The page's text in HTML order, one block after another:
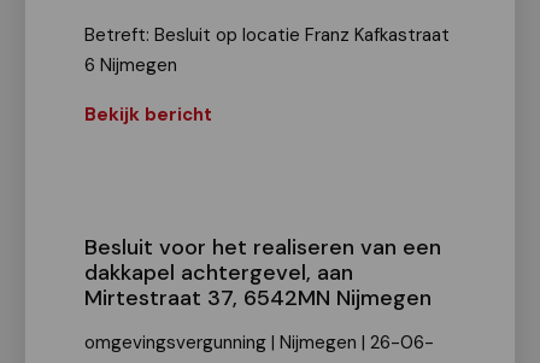
Betreft: Besluit op locatie Franz Kafkastraat
6 Nijmegen
Bekijk bericht
Besluit voor het realiseren van een
dakkapel achtergevel, aan
Mirtestraat 37, 6542MN Nijmegen
omgevingsvergunning | Nijmegen | 26-06-